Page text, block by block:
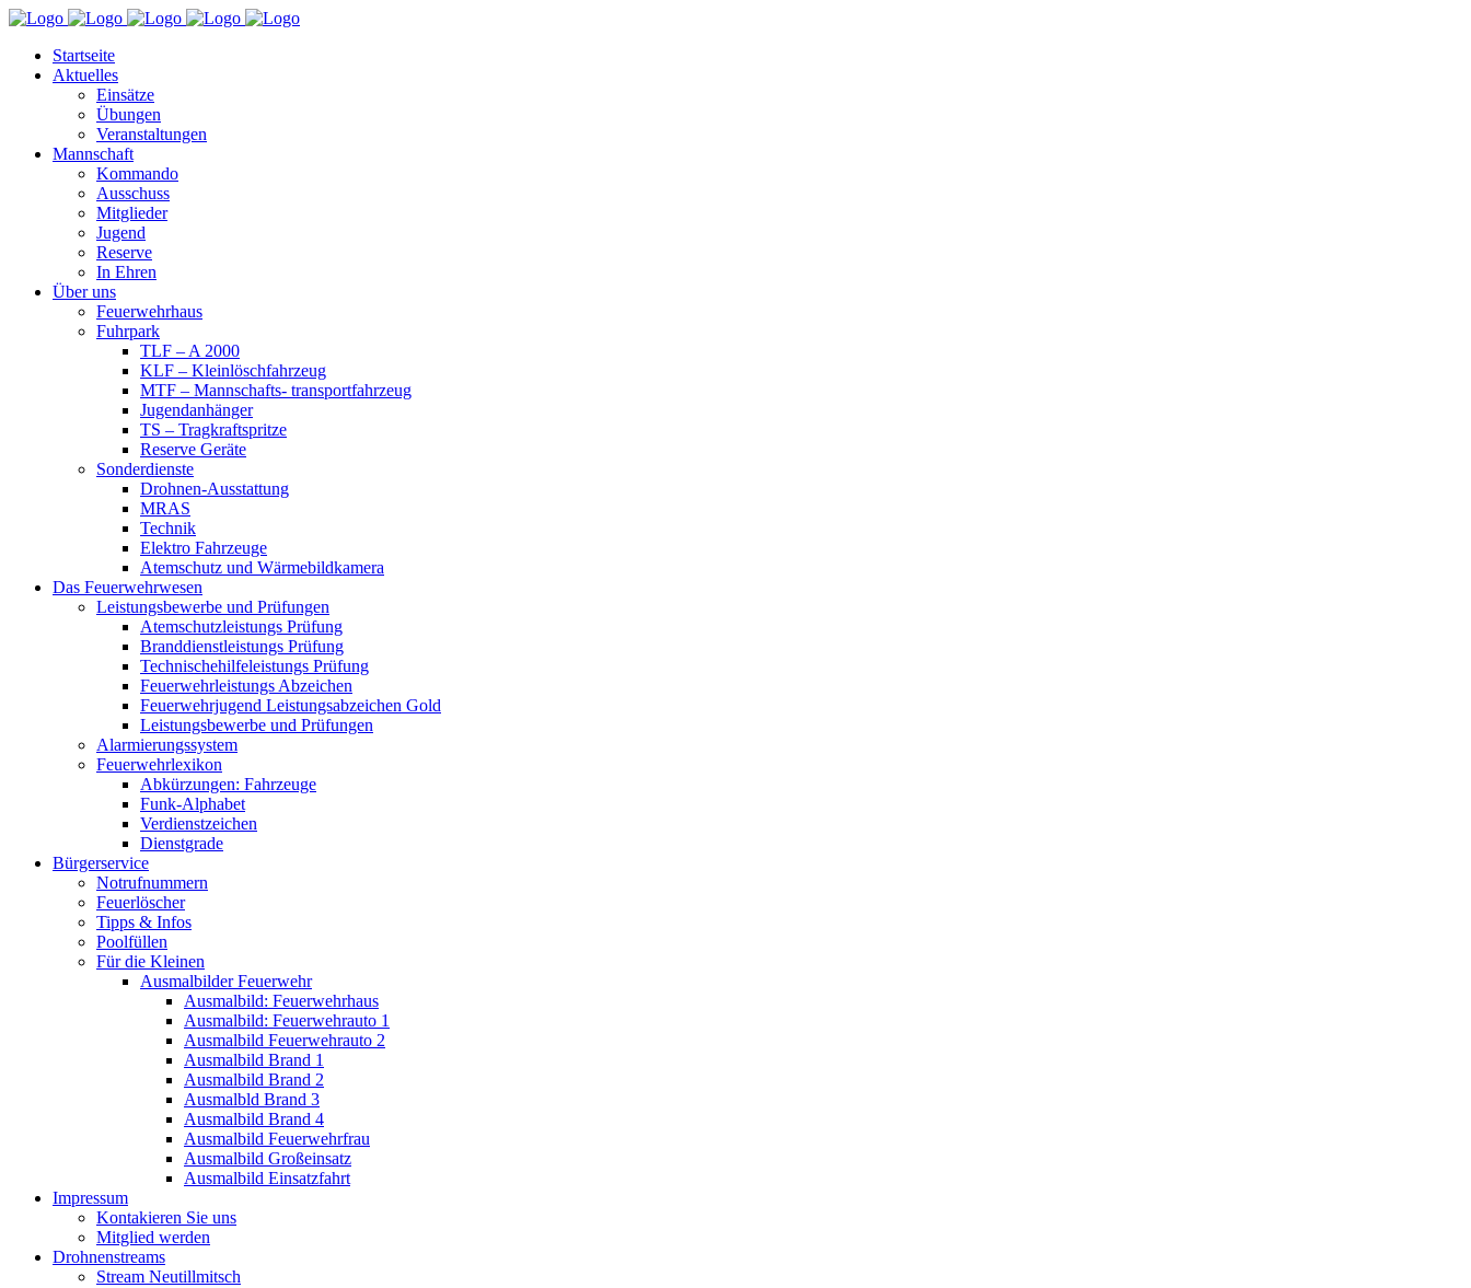
Startseite
Aktuelles
Einsätze
Übungen
Veranstaltungen
Mannschaft
Kommando
Ausschuss
Mitglieder
Jugend
Reserve
In Ehren
Über uns
Feuerwehrhaus
Fuhrpark
TLF – A 2000
KLF – Kleinlöschfahrzeug
MTF – Mannschafts- transportfahrzeug
Jugendanhänger
TS – Tragkraftspritze
Reserve Geräte
Sonderdienste
Drohnen-Ausstattung
MRAS
Technik
Elektro Fahrzeuge
Atemschutz und Wärmebildkamera
Das Feuerwehrwesen
Leistungsbewerbe und Prüfungen
Atemschutzleistungs Prüfung
Branddienstleistungs Prüfung
Technischehilfeleistungs Prüfung
Feuerwehrleistungs Abzeichen
Feuerwehrjugend Leistungsabzeichen Gold
Leistungsbewerbe und Prüfungen
Alarmierungssystem
Feuerwehrlexikon
Abkürzungen: Fahrzeuge
Funk-Alphabet
Verdienstzeichen
Dienstgrade
Bürgerservice
Notrufnummern
Feuerlöscher
Tipps & Infos
Poolfüllen
Für die Kleinen
Ausmalbilder Feuerwehr
Ausmalbild: Feuerwehrhaus
Ausmalbild: Feuerwehrauto 1
Ausmalbild Feuerwehrauto 2
Ausmalbild Brand 1
Ausmalbild Brand 2
Ausmalbld Brand 3
Ausmalbild Brand 4
Ausmalbild Feuerwehrfrau
Ausmalbild Großeinsatz
Ausmalbild Einsatzfahrt
Impressum
Kontakieren Sie uns
Mitglied werden
Drohnenstreams
Stream Neutillmitsch